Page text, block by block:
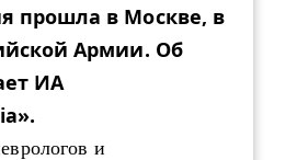
прошла в Москве, в
Армии. Об
ИА
и